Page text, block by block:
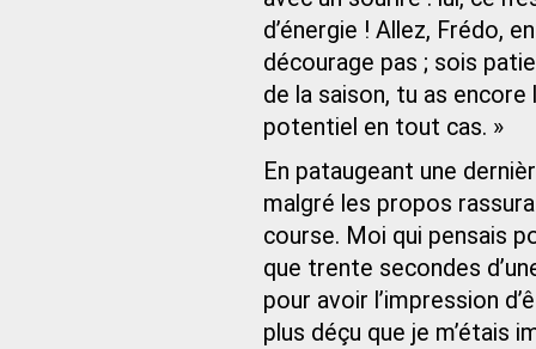
d’énergie ! Allez, Frédo,
décourage pas ; sois
de la saison, tu as
potentiel en tout cas. »
En pataugeant une
malgré les propos
course. Moi qui pensais
que trente secondes
pour avoir l’impression
plus déçu que je m’étais